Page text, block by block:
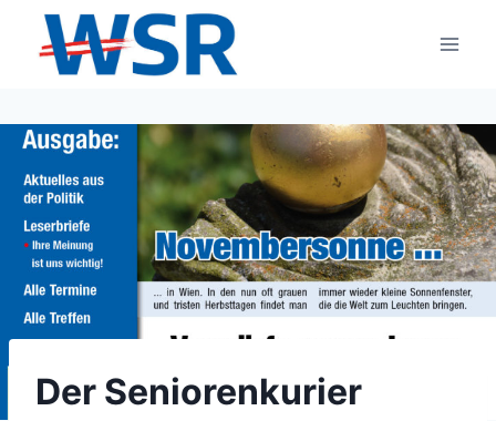
Inhalt
springen
Der Seniorenkurier